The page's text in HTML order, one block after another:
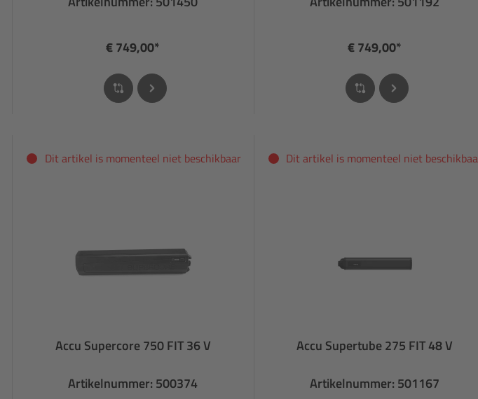
€ 749,00* € 749,00*
Dit artikel is momenteel niet beschikbaar
Accu Supercore 750 FIT 36 V
Artikelnummer: 500374
Dit artikel is momenteel niet
Accu Supertube 275 FIT 48 V
Artikelnummer: 501167